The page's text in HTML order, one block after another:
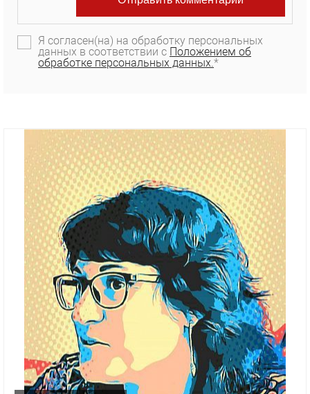
Я согласен(на) на обработку персональных
данных в соответствии с Положением об
обработке персональных данных.*